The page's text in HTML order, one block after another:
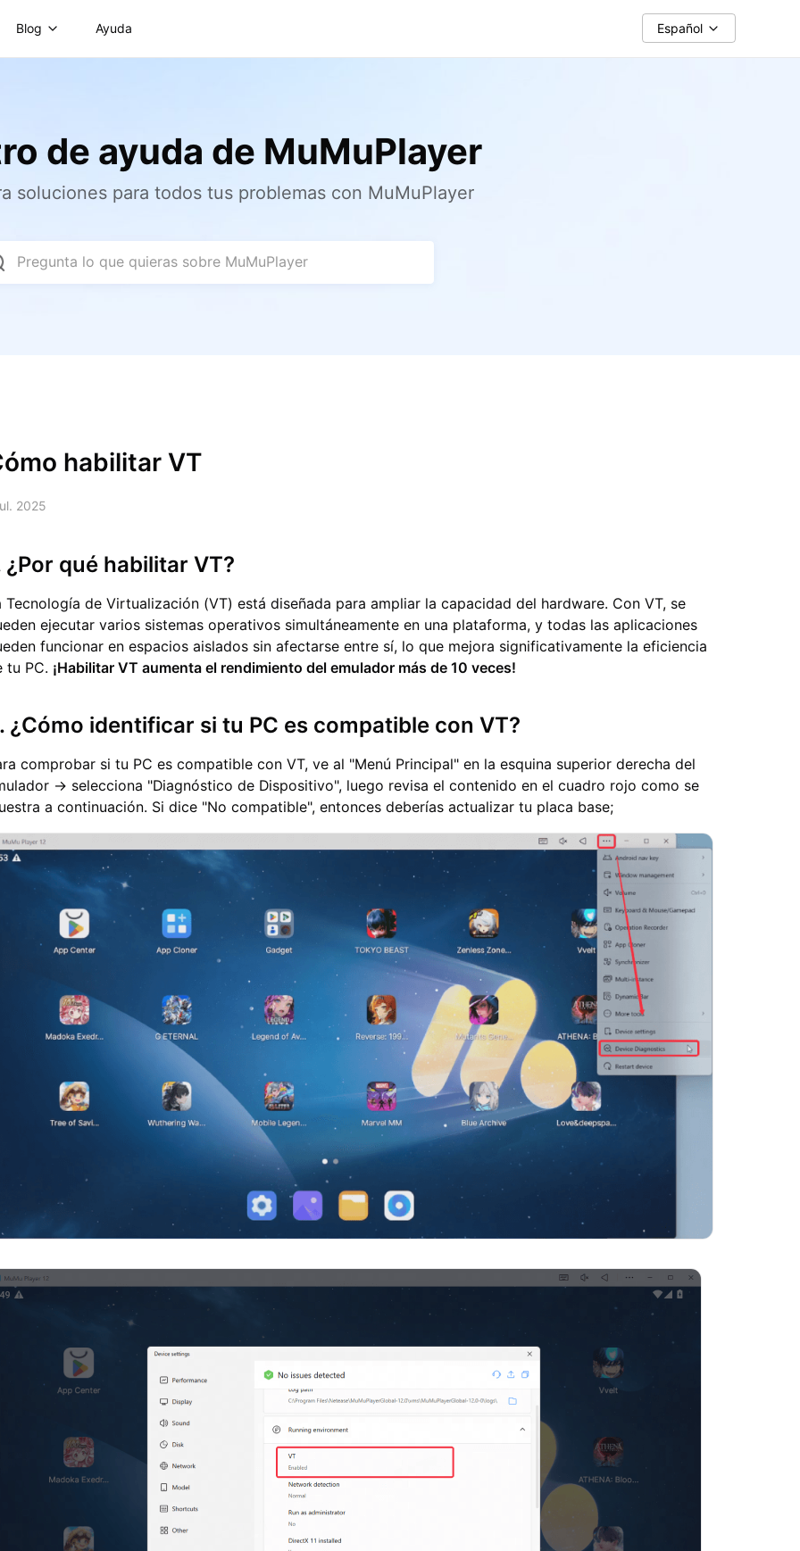
Blog Ayuda Español
de ayuda de MuMuPlayer
soluciones para todos tus problemas con MuMuPlayer
Pregunta lo que quieras sobre MuMuPlayer
habilitar VT
2025
¿Por qué habilitar VT?
Tecnología de Virtualización (VT) está diseñada para ampliar la capacidad del hardware. Con VT, se
ejecutar varios sistemas operativos simultáneamente en una plataforma, y todas las aplicaciones
funcionar en espacios aislados sin afectarse entre sí, lo que mejora significativamente la eficiencia
tu PC. ¡Habilitar VT aumenta el rendimiento del emulador más de 10 veces!
¿Cómo identificar si tu PC es compatible con VT?
comprobar si tu PC es compatible con VT, ve al "Menú Principal" en la esquina superior derecha del
→ selecciona "Diagnóstico de Dispositivo", luego revisa el contenido en el cuadro rojo como se
a continuación. Si dice "No compatible", entonces deberías actualizar tu placa base;